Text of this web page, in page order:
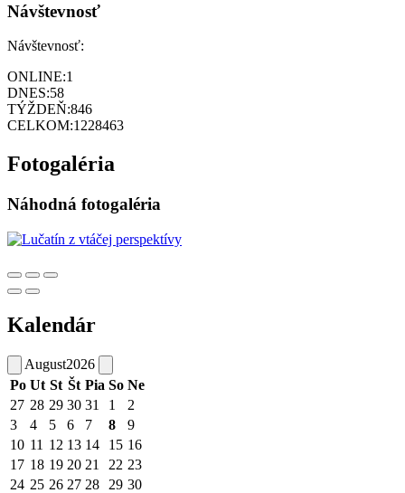
Návštevnosť
Návštevnosť:
ONLINE:1
DNES:58
TÝŽDEŇ:846
CELKOM:1228463
Fotogaléria
Náhodná fotogaléria
Kalendár
August2026
Po Ut St Št Pia So Ne
27 28 29 30 31 1
2
3
4 5 6 7 8
9
10 11 12 13 14 15 16
17 18 19 20 21 22 23
24 25 26 27 28 29 30